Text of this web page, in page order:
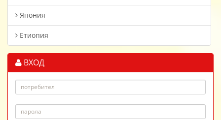
Япония
Етиопия
ВХОД